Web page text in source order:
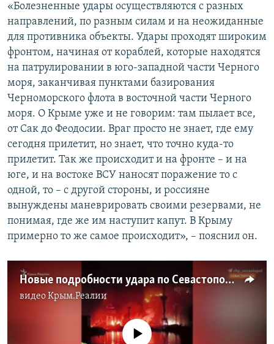
«Болезненные удары осуществляются с разных
направлений, по разным силам и на неожиданные
для противника объекты. Удары проходят широким
фронтом, начиная от кораблей, которые находятся
на патрулировании в юго-западной части Черного
моря, заканчивая пунктами базирования
Черноморского флота в восточной части Черного
моря. О Крыме уже и не говорим: там пылает все,
от Сак до Феодосии. Враг просто не знает, где ему
сегодня прилетит, но знает, что точно куда-то
прилетит. Так же происходит и на фронте – и на
юге, и на востоке ВСУ наносят поражение то с
одной, то – с другой стороны, и россияне
вынуждены маневрировать своими резервами, не
понимая, где же им наступит капут. В Крыму
примерно то же самое происходит», – пояснил он.
Новые подробности удара по Севастополю (видео)
видеоКрым.Реалии
No media source currently available